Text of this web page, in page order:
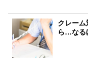
クレー
ら…なる